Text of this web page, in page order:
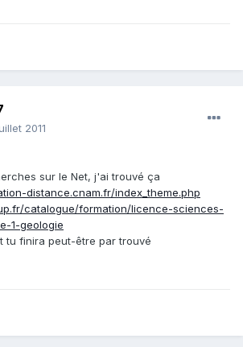
2011
sur le Net, j'ai trouvé ça
distance.cnam.fr/index_theme.php
catalogue/formation/licence-sciences-
1-geologie
tu finira peut-être par trouvé